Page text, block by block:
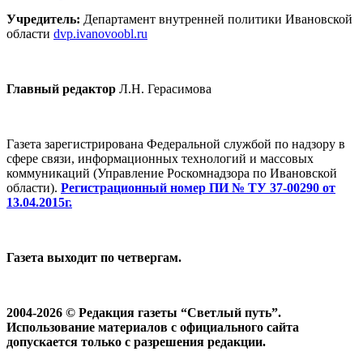
Учредитель: Департамент внутренней политики Ивановской
области dvp.ivanovoobl.ru
Главный редактор Л.Н. Герасимова
Газета зарегистрирована Федеральной службой по надзору в
сфере связи, информационных технологий и массовых
коммуникаций (Управление Роскомнадзора по Ивановской
области). Регистрационный номер ПИ № ТУ 37-00290 от
13.04.2015г.
Газета выходит по четвергам.
2004-2026 © Редакция газеты “Светлый путь”.
Использование материалов с официального сайта
допускается только с разрешения редакции.